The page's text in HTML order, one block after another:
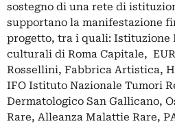
sostegno di una rete di
supportano la manifestazione
progetto, tra i quali: Istituzione
culturali di Roma Capitale,
Rossellini, Fabbrica Artistica,
IFO Istituto Nazionale Tumori
Dermatologico San Gallicano,
Rare, Alleanza Malattie Rare,